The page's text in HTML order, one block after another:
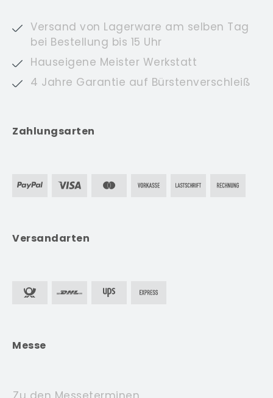
Versand von Lagerware am selben Tag
bei Bestellung bis 15 Uhr
Hauseigene Meister Werkstatt
4 Jahre Garantie auf Bürstenverschleiß
Zahlungsarten
Versandarten
Messe